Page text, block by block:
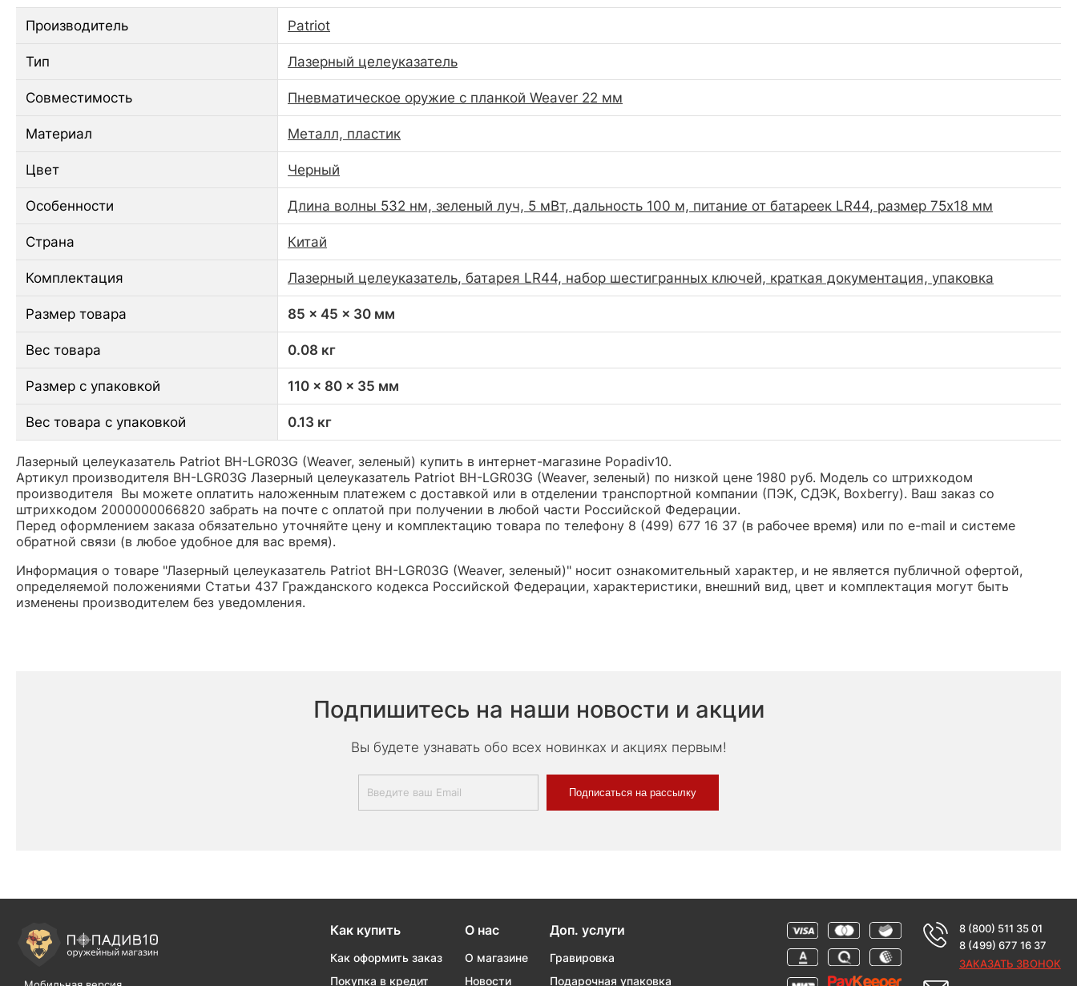
Производитель Patriot
Тип Лазерный целеуказатель
Совместимость Пневматическое оружие с планкой Weaver 22 мм
Материал Металл, пластик
Цвет Черный
Особенности Длина волны 532 нм, зеленый луч, 5 мВт, дальность 100 м, питание от батареек LR44, размер 75x18 мм
Страна Китай
Комплектация Лазерный целеуказатель, батарея LR44, набор шестигранных ключей, краткая документация, упаковка
Размер товара 85 x 45 x 30 мм
Вес товара 0.08 кг
Размер с упаковкой 110 x 80 x 35 мм
Вес товара с упаковкой 0.13 кг
Лазерный целеуказатель Patriot BH-LGR03G (Weaver, зеленый) купить в интернет-магазине Popadiv10.
Артикул производителя BH-LGR03G Лазерный целеуказатель Patriot BH-LGR03G (Weaver, зеленый) по низкой цене 1980 руб. Модель со штрихкодом
производителя Вы можете оплатить наложенным платежем с доставкой или в отделении транспортной компании (ПЭК, СДЭК, Boxberry). Ваш заказ со
штрихкодом 2000000066820 забрать на почте с оплатой при получении в любой части Российской Федерации.
Перед оформлением заказа обязательно уточняйте цену и комплектацию товара по телефону 8 (499) 677 16 37 (в рабочее время) или по e-mail и системе
обратной связи (в любое удобное для вас время).
Информация о товаре "Лазерный целеуказатель Patriot BH-LGR03G (Weaver, зеленый)" носит ознакомительный характер, и не является публичной офертой,
определяемой положениями Статьи 437 Гражданского кодекса Российской Федерации, характеристики, внешний вид, цвет и комплектация могут быть
изменены производителем без уведомления.
Подпишитесь на наши новости и акции
Вы будете узнавать обо всех новинках и акциях первым!
Подписаться на рассылку
Как купить
Как оформить заказ
Покупка в кредит
О нас
О магазине
Новости
Доп. услуги
Гравировка
Подарочная упаковка
8 (800) 511 35 01
8 (499) 677 16 37
ЗАКАЗАТЬ ЗВОНОК